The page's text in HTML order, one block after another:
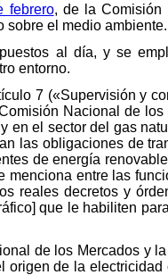
febrero, de la Comisión
sobre el medio ambiente.
al día, y se
entorno.
7 («Supervisión y
Nacional de
el sector del gas
las obligaciones de
de energía
menciona entre las
reales decretos y
que le habiliten
de los Mercados y
de la